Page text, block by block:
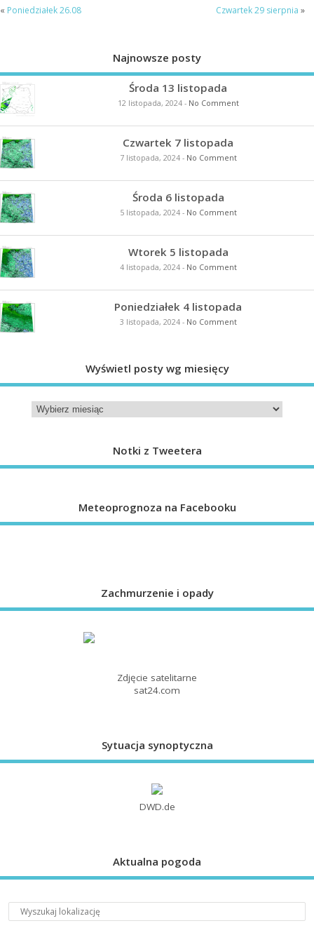
« Poniedziałek 26.08 Czwartek 29 sierpnia »
Najnowsze posty
Środa 13 listopada
12 listopada, 2024- No Comment
Czwartek 7 listopada
7 listopada, 2024- No Comment
Środa 6 listopada
5 listopada, 2024- No Comment
Wtorek 5 listopada
4 listopada, 2024- No Comment
Poniedziałek 4 listopada
3 listopada, 2024- No Comment
Wyświetl posty wg miesięcy
Notki z Tweetera
Meteoprognoza na Facebooku
Zachmurzenie i opady
Zdjęcie satelitarne
sat24.com
Sytuacja synoptyczna
DWD.de
Aktualna pogoda